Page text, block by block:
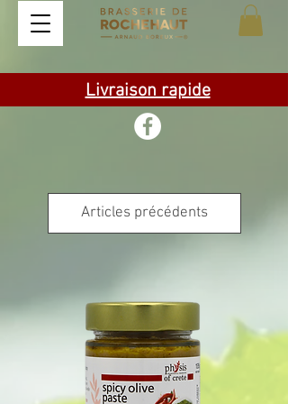
Livraison rapide
Articles précédents